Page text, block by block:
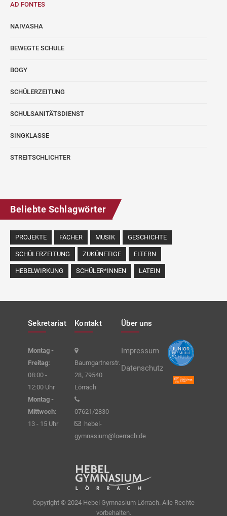
AD FONTES
NAIVASHA
BEWEGTE SCHULE
BOGY
SCHÜLERZEITUNG
SCHULSANITÄTSDIENST
SINGKLASSE
STREITSCHLICHTER
Beliebte Schlagwörter
PROJEKTE FÄCHER MUSIK GESCHICHTE
SCHÜLERZEITUNG ZUKÜNFTIGE ELTERN
HEBELWIRKUNG SCHÜLER*INNEN LATEIN
Sekretariat
Montag -
Freitag:
08:00 -
12:00 Uhr
Montag -
Mittwoch:
13 - 15 Uhr
Kontakt
Baumgartnerstr.
28, 79540
Lörrach
07621/2830
hebel-
gymnasium@loerrach.de
Über uns
Impressum
Datenschutz
Copyright © 2024 Hebel Gymnasium Lörrach. Alle Rechte
vorbehalten.